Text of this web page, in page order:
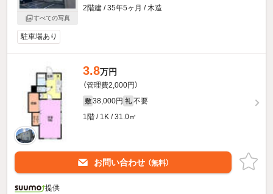
すべての写真
2階建 / 35年5ヶ月 / 木造
駐車場あり
3.8万円
（管理費2,000円）
敷 38,000円 礼 不要
1階 / 1K / 31.0㎡
お問い合わせ （無料）
提供